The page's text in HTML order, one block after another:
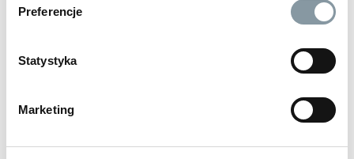
Preferencje
Statystyka
Marketing